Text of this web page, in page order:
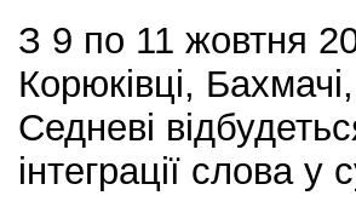
З 9 по 11 жовтня
Корюківці,
Седневі
інтеграції слова